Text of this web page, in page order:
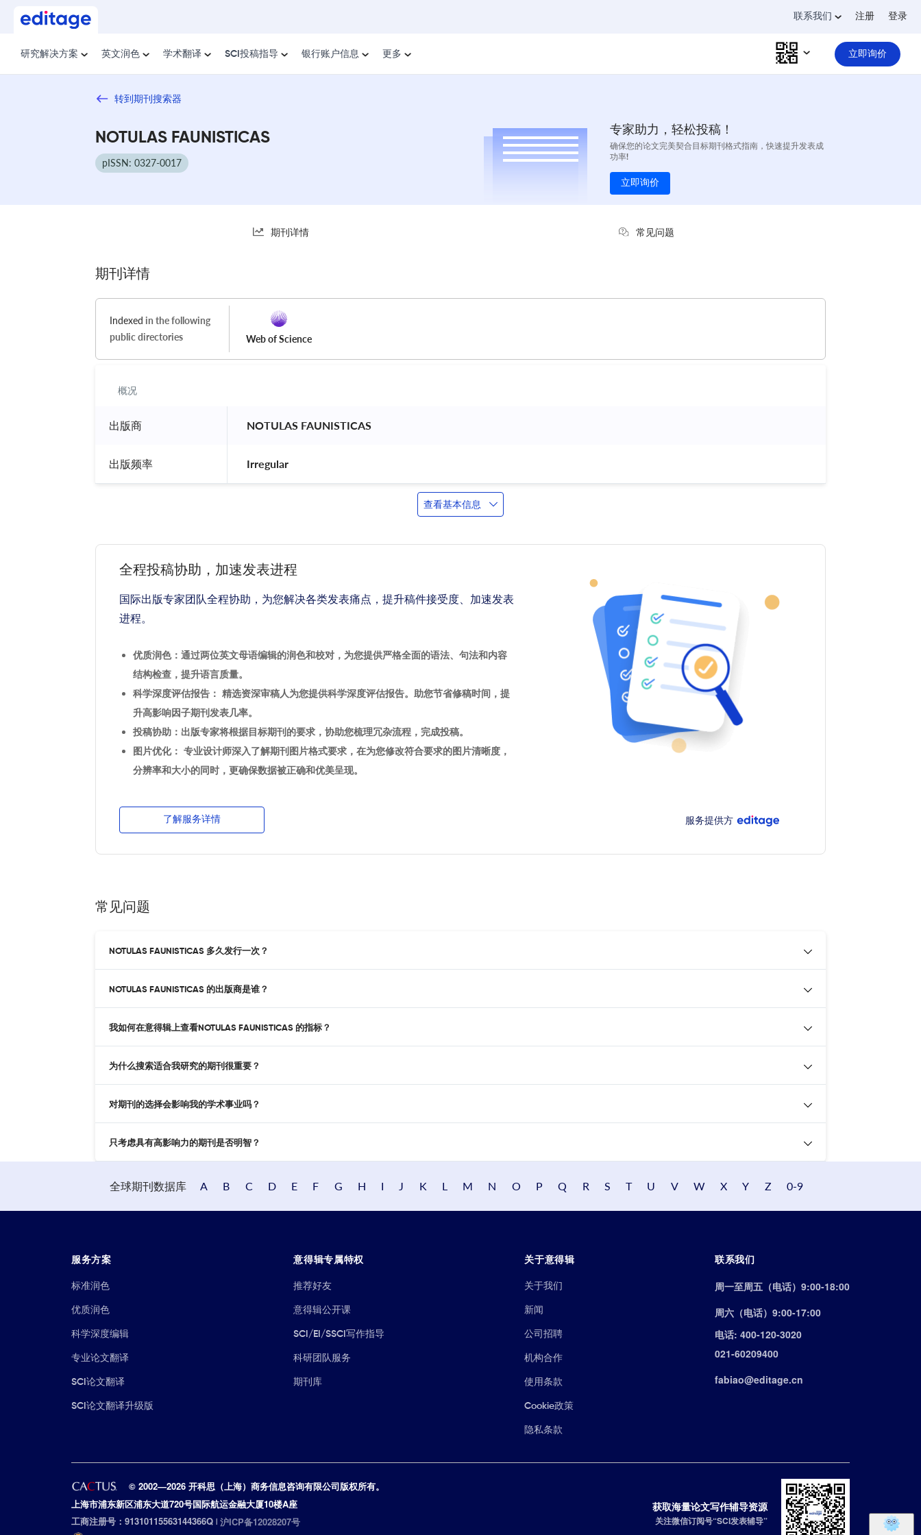
联系我们 注册 登录
研究解决方案 英文润色 学术翻译 SCI投稿指导 银行账户信息 更多 立即询价
转到期刊搜索器
NOTULAS FAUNISTICAS
pISSN: 0327-0017
专家助力，轻松投稿！
确保您的论文完美契合目标期刊格式指南，快速提升发表成
功率!
立即询价
期刊详情 常见问题
期刊详情
Indexed in the following
public directories
Web of Science
概况
出版商 NOTULAS FAUNISTICAS
出版频率 Irregular
查看基本信息
全程投稿协助，加速发表进程
国际出版专家团队全程协助，为您解决各类发表痛点，提升稿件接受度、加速发表
进程。
优质润色：通过两位英文母语编辑的润色和校对，为您提供严格全面的语法、句法和内容
结构检查，提升语言质量。
科学深度评估报告： 精选资深审稿人为您提供科学深度评估报告。助您节省修稿时间，提
升高影响因子期刊发表几率。
投稿协助：出版专家将根据目标期刊的要求，协助您梳理冗杂流程，完成投稿。
图片优化： 专业设计师深入了解期刊图片格式要求，在为您修改符合要求的图片清晰度，
分辨率和大小的同时，更确保数据被正确和优美呈现。
了解服务详情 服务提供方
常见问题
NOTULAS FAUNISTICAS 多久发行一次？
NOTULAS FAUNISTICAS 的出版商是谁？
我如何在意得辑上查看NOTULAS FAUNISTICAS 的指标？
为什么搜索适合我研究的期刊很重要？
对期刊的选择会影响我的学术事业吗？
只考虑具有高影响力的期刊是否明智？
全球期刊数据库 A B C D E F G H I J K L M N O P Q R S T U V W X Y Z 0-9